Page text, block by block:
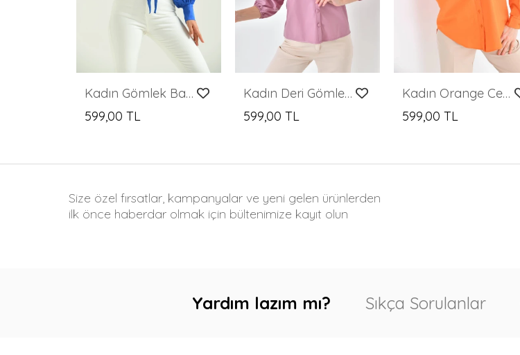
Kadın Gömlek Balon Kol Belden Bağlamalı Kadın Gömlek Saks - T030
599,00 TL
Kadın Deri Gömlek Kol Ucu Lastikli Düğmeli Cepsiz Deri Gömlek Pudra - 10059
599,00 TL
Kadın Orange Cep Zincir Süslemeli Çift Cep Detaylı Gömlek
599,00 TL
Size özel fırsatlar, kampanyalar ve yeni gelen ürünlerden
ilk önce haberdar olmak için bültenimize kayıt olun
Yardım lazım mı? Sıkça Sorulanlar